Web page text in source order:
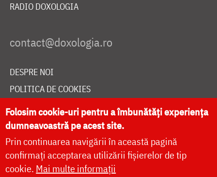
RADIO DOXOLOGIA
DESPRE NOI
POLITICA DE COOKIES
DONEAZĂ ONLINE PENTRU CATEDRALA NAȚIONALĂ
LIVE
Folosim cookie-uri pentru a îmbunătăți experiența
dumneavoastră pe acest site.
Prin continuarea navigării în această pagină
confirmați acceptarea utilizării fișierelor de tip
cookie. Mai multe informații